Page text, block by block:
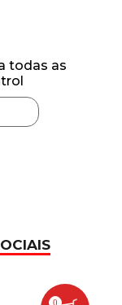
todas as
0